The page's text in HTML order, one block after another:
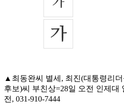
▲최동완씨 별세, 최진(대통령리
후보)씨 부친상=28일 오전 인제대
전, 031-910-7444